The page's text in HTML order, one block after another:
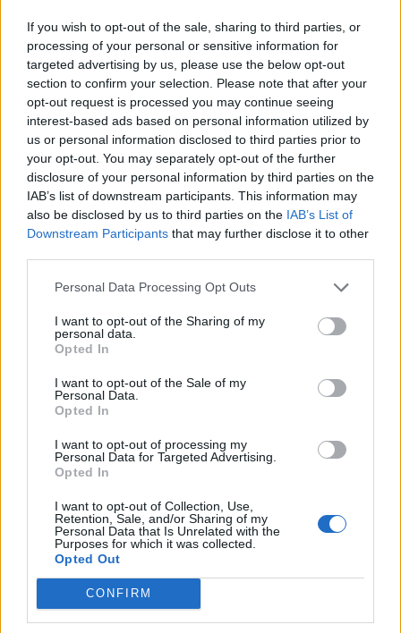
If you wish to opt-out of the sale, sharing to third parties, or
processing of your personal or sensitive information for
targeted advertising by us, please use the below opt-out
section to confirm your selection. Please note that after your
opt-out request is processed you may continue seeing
interest-based ads based on personal information utilized by
us or personal information disclosed to third parties prior to
your opt-out. You may separately opt-out of the further
disclosure of your personal information by third parties on the
IAB’s list of downstream participants. This information may
also be disclosed by us to third parties on the IAB’s List of
Downstream Participants that may further disclose it to other
Personal Data Processing Opt Outs
I want to opt-out of the Sharing of my
personal data.
Opted In
I want to opt-out of the Sale of my
Personal Data.
Opted In
I want to opt-out of processing my
Personal Data for Targeted Advertising.
Opted In
I want to opt-out of Collection, Use,
Retention, Sale, and/or Sharing of my
Personal Data that Is Unrelated with the
Purposes for which it was collected.
Opted Out
CONFIRM
Día de la Encefalomielitis Miálgica
Severa o Síndrome de Fatiga
Crónica
Secciones destacadas